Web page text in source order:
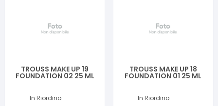
TROUSS MAKE UP 19
FOUNDATION 02 25 ML
In Riordino
TROUSS MAKE UP 18
FOUNDATION 01 25 ML
In Riordino